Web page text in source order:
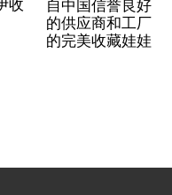
自中国信誉良好
的供应商和工厂
的完美收藏娃娃